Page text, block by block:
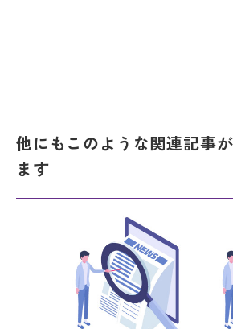
他にもこのような関連記事
ます